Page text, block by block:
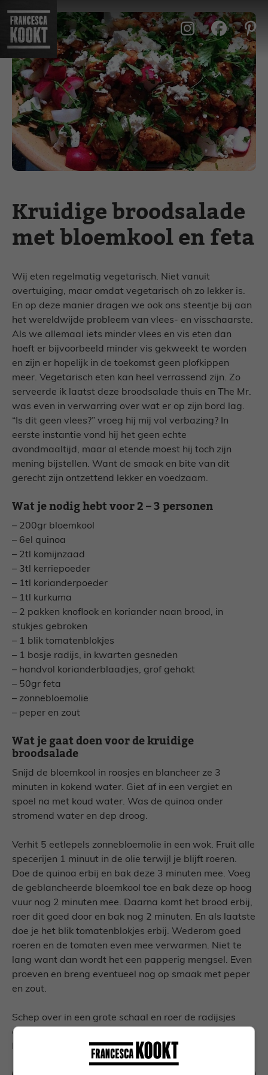
naar
inhoud
Kruidige broodsalade
met bloemkool en feta
Wij eten regelmatig vegetarisch. Niet vanuit
overtuiging, maar omdat vegetarisch oh zo lekker is.
En op deze manier dragen we ook ons steentje bij aan
het wereldwijde probleem van vlees- en visschaarste.
Als we allemaal iets minder vlees en vis eten dan
hoeft er bijvoorbeeld minder vis gekweekt te worden
en zijn er hopelijk in de toekomst geen plofkippen
meer. Vegetarisch eten kan heel verrassend zijn. Zo
serveerde ik laatst deze broodsalade thuis en The Mr.
was even in verwarring over wat er op zijn bord lag.
“Is dit geen vlees?” vroeg hij mij vol verbazing? In
eerste instantie vond hij het geen echte
avondmaaltijd, maar al etende moest hij toch zijn
mening bijstellen. Want de smaak en bite van dit
gerecht zijn ontzettend lekker en voedzaam.
Wat je nodig hebt voor 2 – 3 personen
– 200gr bloemkool
– 6el quinoa
– 2tl komijnzaad
– 3tl kerriepoeder
– 1tl korianderpoeder
– 1tl kurkuma
– 2 pakken knoflook en koriander naan brood, in
stukjes gebroken
– 1 blik tomatenblokjes
– 1 bosje radijs, in kwarten gesneden
– handvol korianderblaadjes, grof gehakt
– 50gr feta
– zonnebloemolie
– peper en zout
Wat je gaat doen voor de kruidige
broodsalade
Snijd de bloemkool in roosjes en blancheer ze 3
minuten in kokend water. Giet af in een vergiet en
spoel na met koud water. Was de quinoa onder
stromend water en dep droog.
Verhit 5 eetlepels zonnebloemolie in een wok. Fruit alle
specerijen 1 minuut in de olie terwijl je blijft roeren.
Doe de quinoa erbij en bak deze 3 minuten mee. Voeg
de geblancheerde bloemkool toe en bak deze op hoog
vuur nog 2 minuten mee. Daarna komt het brood erbij,
roer dit goed door en bak nog 2 minuten. En als laatste
doe je het blik tomatenblokjes erbij. Wederom goed
roeren en de tomaten even mee verwarmen. Niet te
lang want dan wordt het een papperig mengsel. Even
proeven en breng eventueel nog op smaak met peper
en zout.
Schep over in een grote schaal en roer de radijsjes
erdoor. Bestrooi de broodsalade met de gehakte
korianderblaadjes en verkruimel de feta erover.